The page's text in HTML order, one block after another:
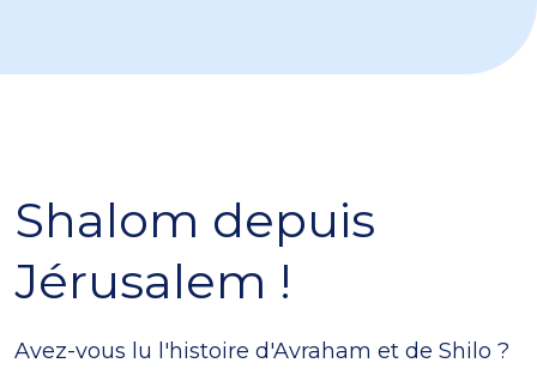
Shalom depuis
Jérusalem !
Avez-vous lu l'histoire d'Avraham et de Shilo ?